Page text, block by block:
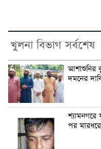
খুলনা বিভাগ সর্বশেষ
আশাশুনির
দমনের
পর